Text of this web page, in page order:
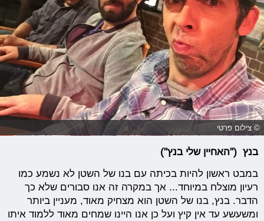
© צילום פרטי
בנץ ("האחיין שלי בנץ")
במבט ראשון להיות בכיתה עם בנו של השטן לא נשמע כמו
רעיון מוצלח במיוחד... אך במקרה זה אנו סבורים שלא כך
הדבר. בנץ, בנו של השטן הוא מצחיק מאוד, מעניין ביותר
ומשעשע עד אין קיץ ועל כן אנו היינו שמחים מאוד ללמוד איתו